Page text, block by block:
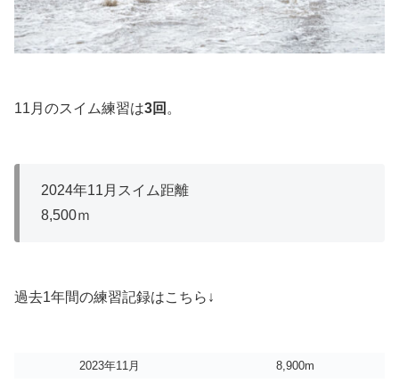
11月のスイム練習は3回 。
2024年11月スイム距離
8,500ｍ
過去1年間の練習記録はこちら↓
2023年11月
8,900m